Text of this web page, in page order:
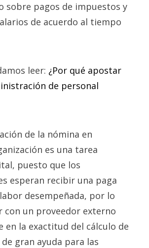
sobre pagos de impuestos y
de acuerdo al tiempo
leer: ¿Por qué apostar
de personal
de la nómina en
es una tarea
puesto que los
esperan recibir una paga
desempeñada, por lo
con un proveedor externo
en la exactitud del cálculo de
gran ayuda para las